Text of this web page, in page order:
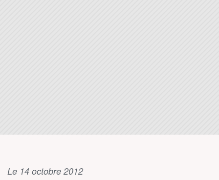
Le 14 octobre 2012